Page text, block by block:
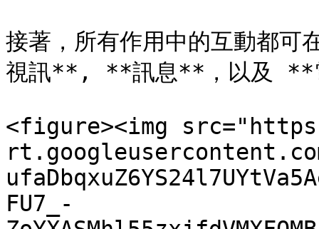
接著，所有作用中的互動都
視訊**, **訊息**，以及 **
<figure><img
FU7_-